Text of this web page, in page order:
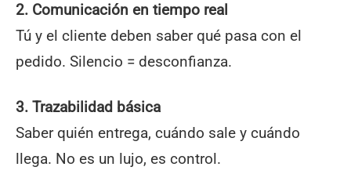
2. Comunicación en tiempo real
Tú y el cliente deben saber qué pasa con el
pedido. Silencio = desconfianza.
3. Trazabilidad básica
Saber quién entrega, cuándo sale y cuándo
llega. No es un lujo, es control.